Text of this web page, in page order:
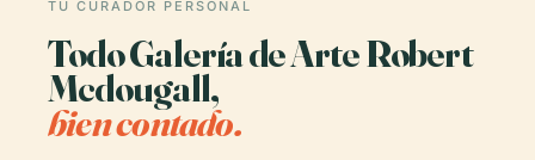
TU CURADOR PERSONAL
Todo Galería de Arte Robert
Mcdougall,
bien contado.